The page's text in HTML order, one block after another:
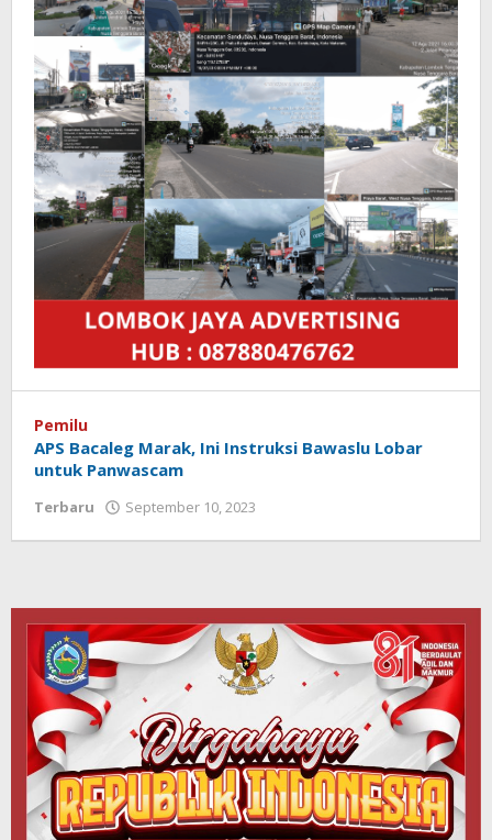
Pemilu
APS Bacaleg Marak, Ini Instruksi Bawaslu Lobar
untuk Panwascam
Terbaru September 10, 2023